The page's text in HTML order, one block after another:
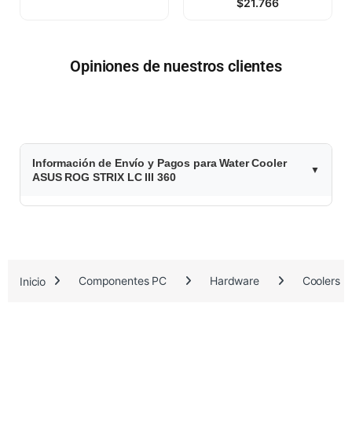
Opiniones de nuestros clientes
$
4
0
.
Información de Envío y Pagos para Water Cooler
ASUS ROG STRIX LC III 360
Inicio Componentes PC Hardware Coolers